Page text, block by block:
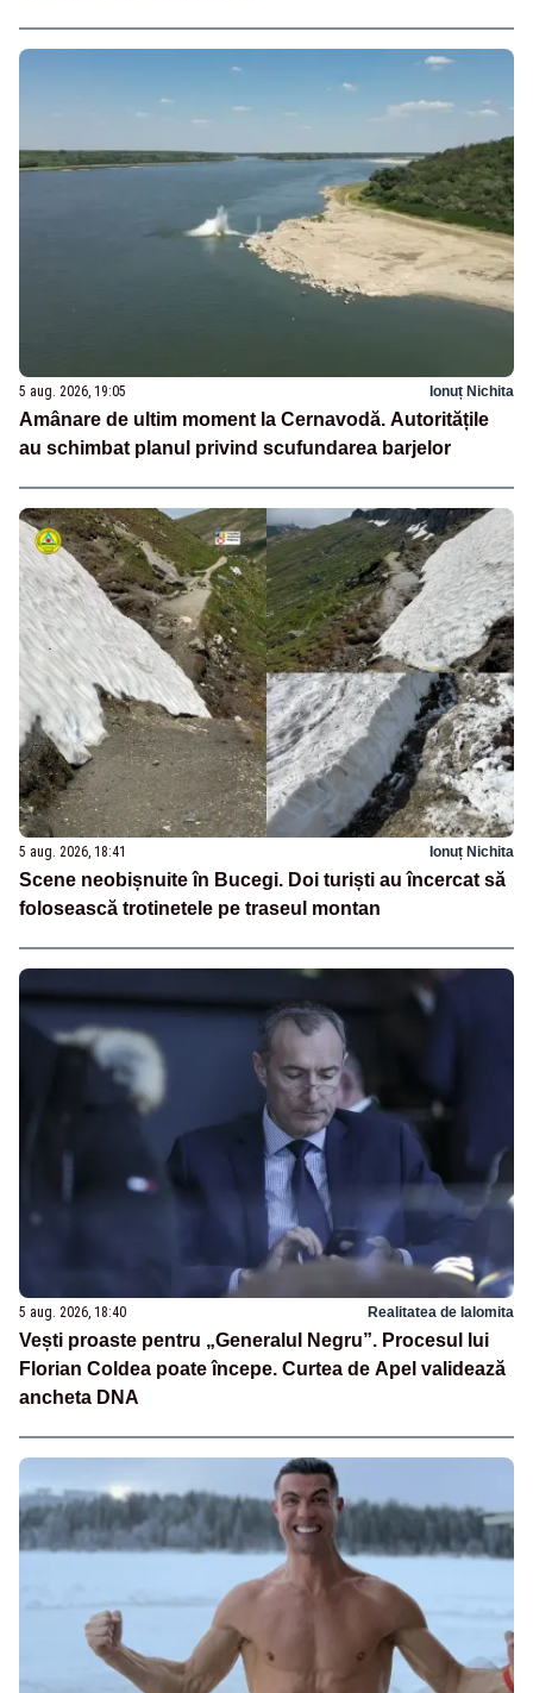
5 aug. 2026, 19:05 Ionuț Nichita
Amânare de ultim moment la Cernavodă. Autoritățile
au schimbat planul privind scufundarea barjelor
5 aug. 2026, 18:41 Ionuț Nichita
Scene neobișnuite în Bucegi. Doi turiști au încercat să
folosească trotinetele pe traseul montan
5 aug. 2026, 18:40 Realitatea de Ialomita
Vești proaste pentru „Generalul Negru”. Procesul lui
Florian Coldea poate începe. Curtea de Apel validează
ancheta DNA